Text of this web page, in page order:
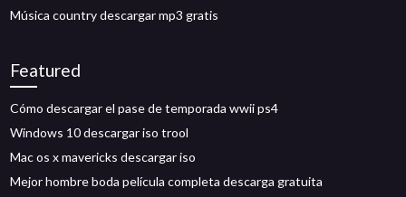
Música country descargar mp3 gratis
Featured
Cómo descargar el pase de temporada wwii ps4
Windows 10 descargar iso trool
Mac os x mavericks descargar iso
Mejor hombre boda película completa descarga gratuita